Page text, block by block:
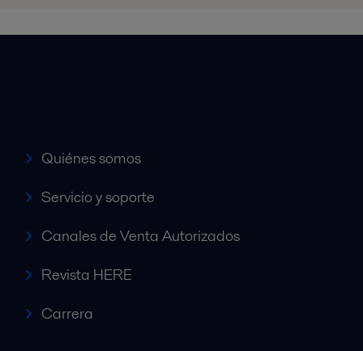
Quiénes somos
Servicio y soporte
Canales de Venta Autorizados
Revista HERE
Carrera